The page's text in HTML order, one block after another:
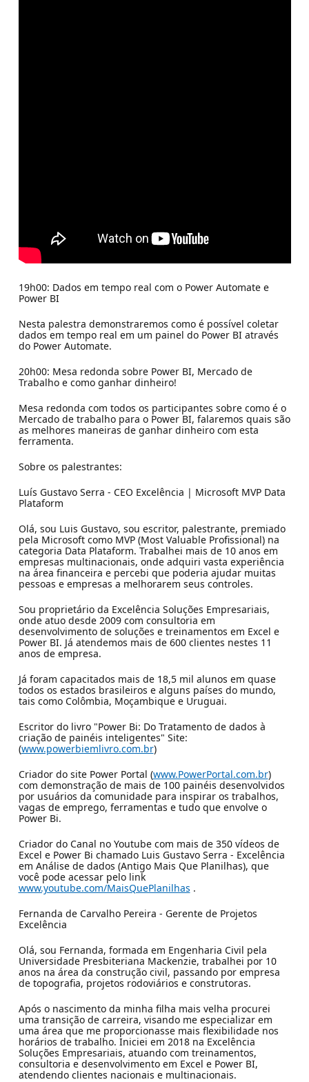
19h00: Dados em tempo real com o Power Automate e
Power BI
Nesta palestra demonstraremos como é possível coletar
dados em tempo real em um painel do Power BI através
do Power Automate.
20h00: Mesa redonda sobre Power BI, Mercado de
Trabalho e como ganhar dinheiro!
Mesa redonda com todos os participantes sobre como é o
Mercado de trabalho para o Power BI, falaremos quais são
as melhores maneiras de ganhar dinheiro com esta
ferramenta.
Sobre os palestrantes:
Luís Gustavo Serra - CEO Excelência | Microsoft MVP Data
Plataform
Olá, sou Luis Gustavo, sou escritor, palestrante, premiado
pela Microsoft como MVP (Most Valuable Profissional) na
categoria Data Plataform. Trabalhei mais de 10 anos em
empresas multinacionais, onde adquiri vasta experiência
na área financeira e percebi que poderia ajudar muitas
pessoas e empresas a melhorarem seus controles.
Sou proprietário da Excelência Soluções Empresariais,
onde atuo desde 2009 com consultoria em
desenvolvimento de soluções e treinamentos em Excel e
Power BI. Já atendemos mais de 600 clientes nestes 11
anos de empresa.
Já foram capacitados mais de 18,5 mil alunos em quase
todos os estados brasileiros e alguns países do mundo,
tais como Colômbia, Moçambique e Uruguai.
Escritor do livro "Power Bi: Do Tratamento de dados à
criação de painéis inteligentes" Site:
(www.powerbiemlivro.com.br)
Criador do site Power Portal (www.PowerPortal.com.br)
com demonstração de mais de 100 painéis desenvolvidos
por usuários da comunidade para inspirar os trabalhos,
vagas de emprego, ferramentas e tudo que envolve o
Power Bi.
Criador do Canal no Youtube com mais de 350 vídeos de
Excel e Power Bi chamado Luis Gustavo Serra - Excelência
em Análise de dados (Antigo Mais Que Planilhas), que
você pode acessar pelo link
www.youtube.com/MaisQuePlanilhas .
Fernanda de Carvalho Pereira - Gerente de Projetos
Excelência
Olá, sou Fernanda, formada em Engenharia Civil pela
Universidade Presbiteriana Mackenzie, trabalhei por 10
anos na área da construção civil, passando por empresa
de topografia, projetos rodoviários e construtoras.
Após o nascimento da minha filha mais velha procurei
uma transição de carreira, visando me especializar em
uma área que me proporcionasse mais flexibilidade nos
horários de trabalho. Iniciei em 2018 na Excelência
Soluções Empresariais, atuando com treinamentos,
consultoria e desenvolvimento em Excel e Power BI,
atendendo clientes nacionais e multinacionais.